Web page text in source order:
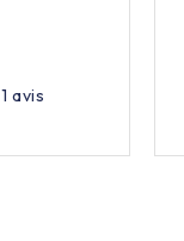
1avis